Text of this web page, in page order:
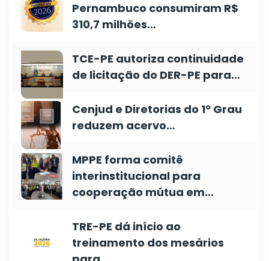
Pernambuco consumiram R$
310,7 milhões…
TCE-PE autoriza continuidade
de licitação do DER-PE para…
Cenjud e Diretorias do 1º Grau
reduzem acervo…
MPPE forma comitê
interinstitucional para
cooperação mútua em…
TRE-PE dá início ao
treinamento dos mesários